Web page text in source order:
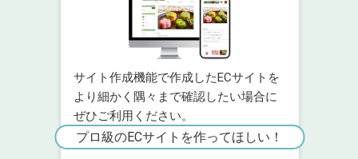
サイト作成機能で作成したECサイトを
より細かく隅々まで確認したい場合に
ぜひご利用ください。
プロ級のECサイトを作ってほしい！